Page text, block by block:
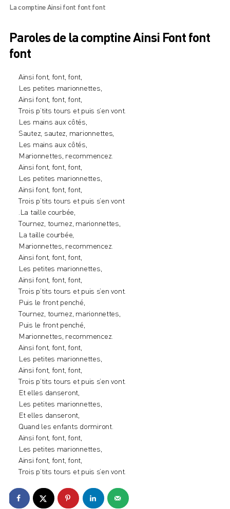
La comptine Ainsi font font font
Paroles de la comptine Ainsi Font font
font
Ainsi font, font, font,
Les petites marionnettes,
Ainsi font, font, font,
Trois p’tits tours et puis s’en vont.
Les mains aux côtés,
Sautez, sautez, marionnettes,
Les mains aux côtés,
Marionnettes, recommencez.
Ainsi font, font, font,
Les petites marionnettes,
Ainsi font, font, font,
Trois p’tits tours et puis s’en vont
.La taille courbée,
Tournez, tournez, marionnettes,
La taille courbée,
Marionnettes, recommencez.
Ainsi font, font, font,
Les petites marionnettes,
Ainsi font, font, font,
Trois p’tits tours et puis s’en vont.
Puis le front penché,
Tournez, tournez, marionnettes,
Puis le front penché,
Marionnettes, recommencez.
Ainsi font, font, font,
Les petites marionnettes,
Ainsi font, font, font,
Trois p’tits tours et puis s’en vont.
Et elles danseront,
Les petites marionnettes,
Et elles danseront,
Quand les enfants dormiront.
Ainsi font, font, font,
Les petites marionnettes,
Ainsi font, font, font,
Trois p’tits tours et puis s’en vont.